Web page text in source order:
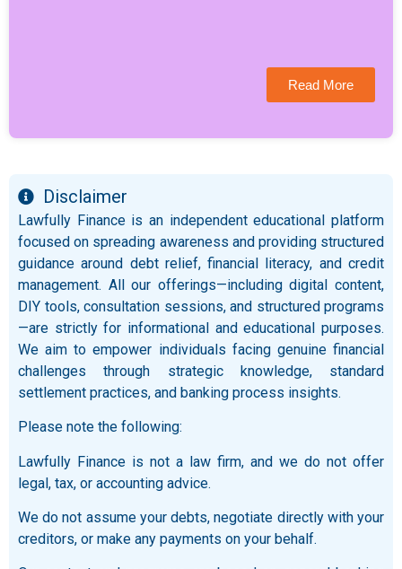
Read More
Disclaimer
Lawfully Finance is an independent educational platform
focused on spreading awareness and providing structured
guidance around debt relief, financial literacy, and credit
management. All our offerings—including digital content,
DIY tools, consultation sessions, and structured programs
—are strictly for informational and educational purposes.
We aim to empower individuals facing genuine financial
challenges through strategic knowledge, standard
settlement practices, and banking process insights.
Please note the following:
Lawfully Finance is not a law firm, and we do not offer
legal, tax, or accounting advice.
We do not assume your debts, negotiate directly with your
creditors, or make any payments on your behalf.